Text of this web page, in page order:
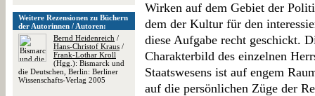
Weitere Rezensionen zu Büchern
der Autorinnen / Autoren:
Bernd Heidenreich /
Hans-Christof Kraus /
Frank-Lothar Kroll
(Hgg.): Bismarck und
die Deutschen, Berlin: Berliner
Wissenschafts-Verlag 2005
Wirken auf dem Gebiet der
dem der Kultur für den
diese Aufgabe recht geschickt.
Charakterbild des einzelnen
Staatswesens ist auf engem
auf die persönlichen Züge der